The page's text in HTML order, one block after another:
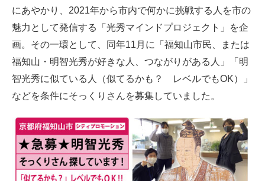
にあやかり、2021年から市内で何かに挑戦する人を市の
魅力として発信する「光秀マインドプロジェクト」を企
画。その一環として、同年11月に「福知山市民、または
福知山・明智光秀が好きな人、つながりがある人」「明
智光秀に似ている人（似てるかも？ レベルでもOK）」
などを条件にそっくりさんを募集していました。